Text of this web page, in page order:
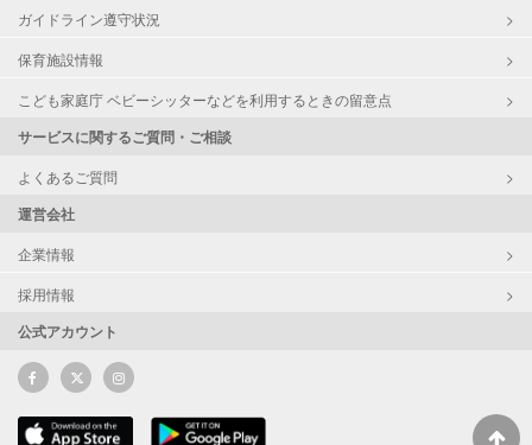
ガイドライン遵守状況
保育施設情報
こども家庭庁 ベビーシッターなどを利用するときの留意点
サービスに関するご質問・ご相談
よくあるご質問
運営会社
企業情報
採用情報
公式アカウント